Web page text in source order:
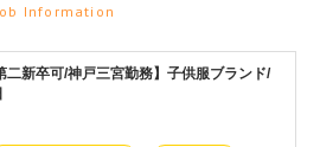
Information
二新卒可/神戸三宮勤務】子供服ブランド/